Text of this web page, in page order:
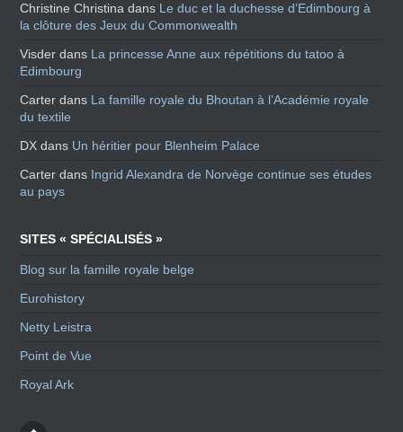
Christine Christina dans Le duc et la duchesse d’Edimbourg à
la clôture des Jeux du Commonwealth
Visder dans La princesse Anne aux répétitions du tatoo à
Edimbourg
Carter dans La famille royale du Bhoutan à l’Académie royale
du textile
DX dans Un héritier pour Blenheim Palace
Carter dans Ingrid Alexandra de Norvège continue ses études
au pays
SITES « SPÉCIALISÉS »
Blog sur la famille royale belge
Eurohistory
Netty Leistra
Point de Vue
Royal Ark